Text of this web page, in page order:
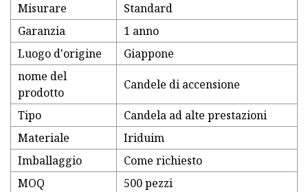
Misurare
Standard
Garanzia
1 anno
Luogo d'origine
Giappone
nome del
prodotto
Candele di accensione
Tipo
Candela ad alte prestazioni
Materiale
Iriduim
Imballaggio
Come richiesto
MOQ
500 pezzi